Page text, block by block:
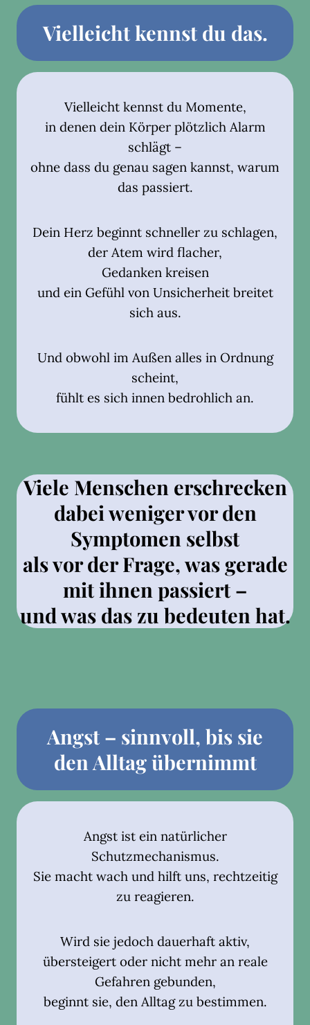
Vielleicht kennst du das.
Vielleicht kennst du Momente,
in denen dein Körper plötzlich Alarm
schlägt –
ohne dass du genau sagen kannst, warum
das passiert.
Dein Herz beginnt schneller zu schlagen,
der Atem wird flacher,
Gedanken kreisen
und ein Gefühl von Unsicherheit breitet
sich aus.
Und obwohl im Außen alles in Ordnung
scheint,
fühlt es sich innen bedrohlich an.
Viele Menschen erschrecken
dabei weniger vor den
Symptomen selbst
als vor der Frage, was gerade
mit ihnen passiert –
und was das zu bedeuten hat.
Angst – sinnvoll, bis sie
den Alltag übernimmt
Angst ist ein natürlicher
Schutzmechanismus.
Sie macht wach und hilft uns, rechtzeitig
zu reagieren.
Wird sie jedoch dauerhaft aktiv,
übersteigert oder nicht mehr an reale
Gefahren gebunden,
beginnt sie, den Alltag zu bestimmen.